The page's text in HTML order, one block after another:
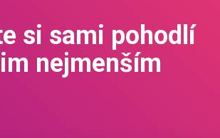
T
si sami pohodlí
nejmenším